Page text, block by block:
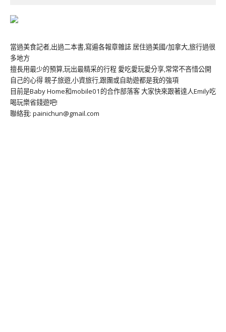
當過美食記者,出過二本書,寫遍各報章雜誌 居住過美國/加拿大,旅行過很
多地方
擅長用最少的預算,玩出最精采的行程 愛吃愛玩愛分享,常常不吝惜公開
自己的心得 親子旅遊,小資旅行,跟團或自助遊都是我的強項
目前是Baby Home和mobile01的合作部落客 大家快來跟著達人Emily吃
喝玩樂省錢遊吧!
聯絡我: painichun@gmail.com